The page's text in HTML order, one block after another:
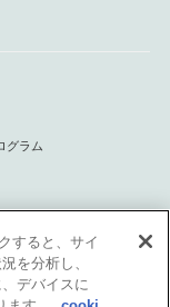
グラム
すると、サイ
を分析し、
デバイスに